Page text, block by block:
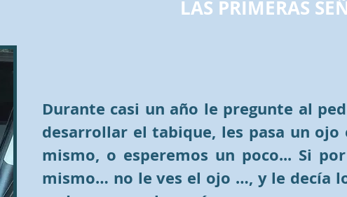
LAS PRIMERAS
Durante casi un año le pregunte al
desarrollar el tabique, les pasa un
mismo, o esperemos un poco... Si
mismo… no le ves el ojo …, y le decía